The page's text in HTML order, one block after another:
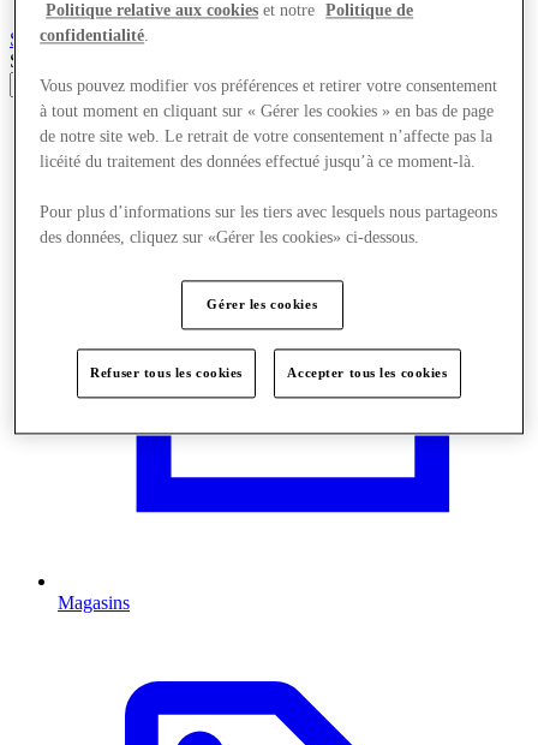
SerravalleVillage de Marques
Search input
Magasins
Politique relative aux cookies et notre
Politique de
confidentialité.
Vous pouvez modifier vos préférences et retirer votre consentement
à tout moment en cliquant sur « Gérer les cookies » en bas de page
de notre site web. Le retrait de votre consentement n’affecte pas la
licéité du traitement des données effectué jusqu’à ce moment-là.
Pour plus d’informations sur les tiers avec lesquels nous partageons
des données, cliquez sur «Gérer les cookies» ci-dessous.
Gérer les cookies
Refuser tous les cookies Accepter tous les cookies